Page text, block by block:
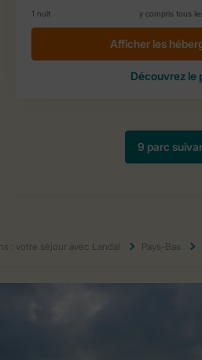
: votre séjour avec Landal Pays-Bas